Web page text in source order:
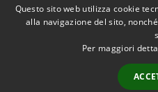
Questo sito web utilizza cookie
alla navigazione del sito,
Per maggiori